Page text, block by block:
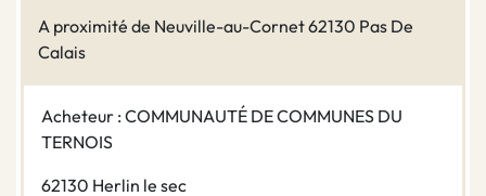
A proximité de Neuville-au-Cornet 62130 Pas De
Calais
Acheteur : COMMUNAUTÉ DE COMMUNES DU
TERNOIS
62130 Herlin le sec